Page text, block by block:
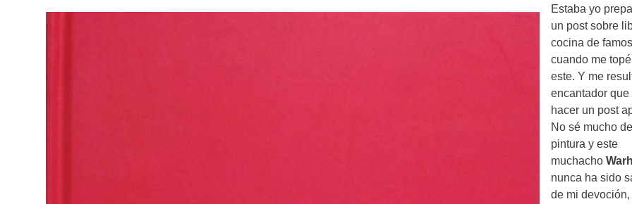
Estaba yo
un post sobre
cocina de
cuando me
este. Y me
encantador
hacer un post
No sé mucho de
pintura y este
muchacho
nunca ha sido
de mi devoción,